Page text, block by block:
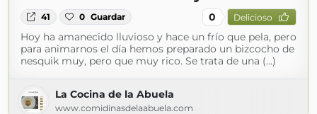
41 0 Guardar 0 Delicioso
Hoy ha amanecido lluvioso y hace un frío que pela, pero
para animarnos el día hemos preparado un bizcocho de
nesquik muy, pero que muy rico. Se trata de una (...)
La Cocina de la Abuela
www.comidinasdelaabuela.com